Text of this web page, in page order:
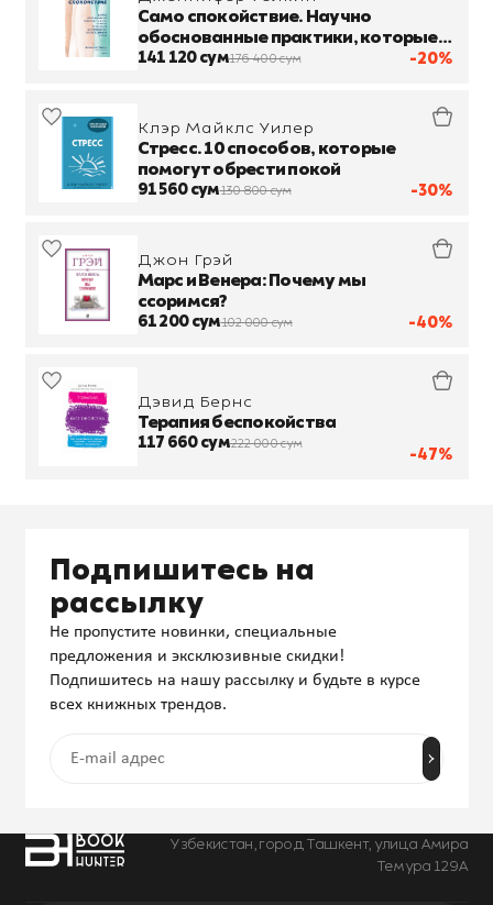
-20%
Само спокойствие. Научно
обоснованные практики, которые
помогут справиться с напряжением
141 120 сум176 400 сум
-30%
Клэр Майклс Уилер
Стресс. 10 способов, которые
помогут обрести покой
91 560 сум130 800 сум
-40%
Джон Грэй
Марс и Венера: Почему мы
ссоримся?
61 200 сум102 000 сум
-47%
Дэвид Бернс
Терапия беспокойства
117 660 сум222 000 сум
Узбекистан, город Ташкент, улица Амира
Темура 129А
Подпишитесь на
рассылку
Не пропустите новинки, специальные
предложения и эксклюзивные скидки!
Подпишитесь на нашу рассылку и будьте в курсе
всех книжных трендов.